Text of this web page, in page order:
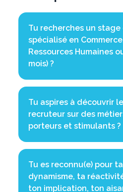
Tu recherches un stage
spécialisé en
Ressources Humaines
mois) ?
Tu aspires à découvrir
recruteur sur des
porteurs et stimulants ?
Tu es reconnu(e) pour
dynamisme, ta
ton implication, ton